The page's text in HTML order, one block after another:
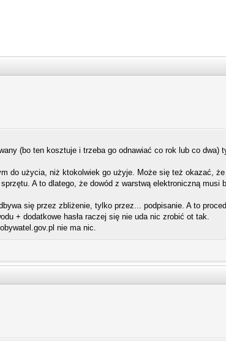
(bo ten kosztuje i trzeba go odnawiać co rok lub co dwa)
do użycia, niż ktokolwiek go użyje. Może się też okazać,
A to dlatego, że dowód z warstwą elektroniczną musi
się przez zbliżenie, tylko przez... podpisanie. A to
+ dodatkowe hasła raczej się nie uda nic zrobić ot tak.
nie ma nic.